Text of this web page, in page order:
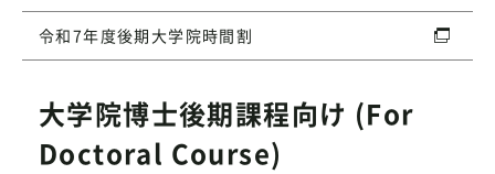
令和7年度後期大学院時間割
大学院博士後期課程向け (For
Doctoral Course)